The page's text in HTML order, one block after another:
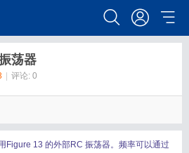
荡器
评论: 0
Figure 13 的外部RC 振荡器。频率可以通过